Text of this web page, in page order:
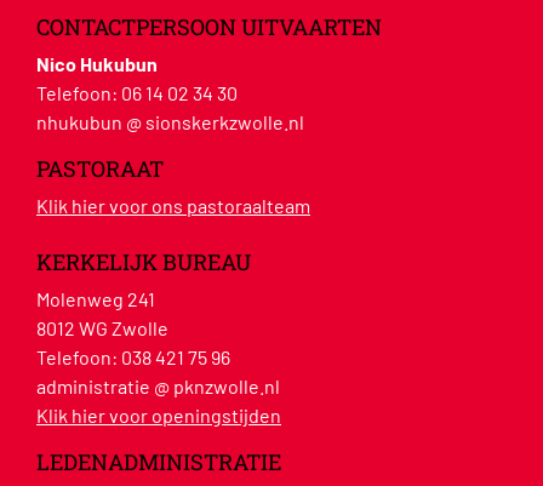
CONTACTPERSOON UITVAARTEN
Nico Hukubun
Telefoon: 06 14 02 34 30
nhukubun @ sionskerkzwolle.nl
PASTORAAT
Klik hier voor ons pastoraalteam
KERKELIJK BUREAU
Molenweg 241
8012 WG Zwolle
Telefoon: 038 421 75 96
administratie @ pknzwolle.nl
Klik hier voor openingstijden
LEDENADMINISTRATIE